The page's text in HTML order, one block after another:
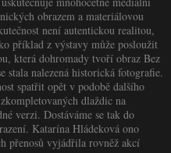
obrazem a materiálovou
není autentickou realitou,
příklad z výstavy může posloužit
která dohromady tvoří obraz Bez
stala nalezená historická fotografie.
spatřit opět v podobě dalšího
dlaždic na
verzi. Dostáváme se tak do
Katarína Hládeková ono
přenosů vyjádřila rovněž akcí